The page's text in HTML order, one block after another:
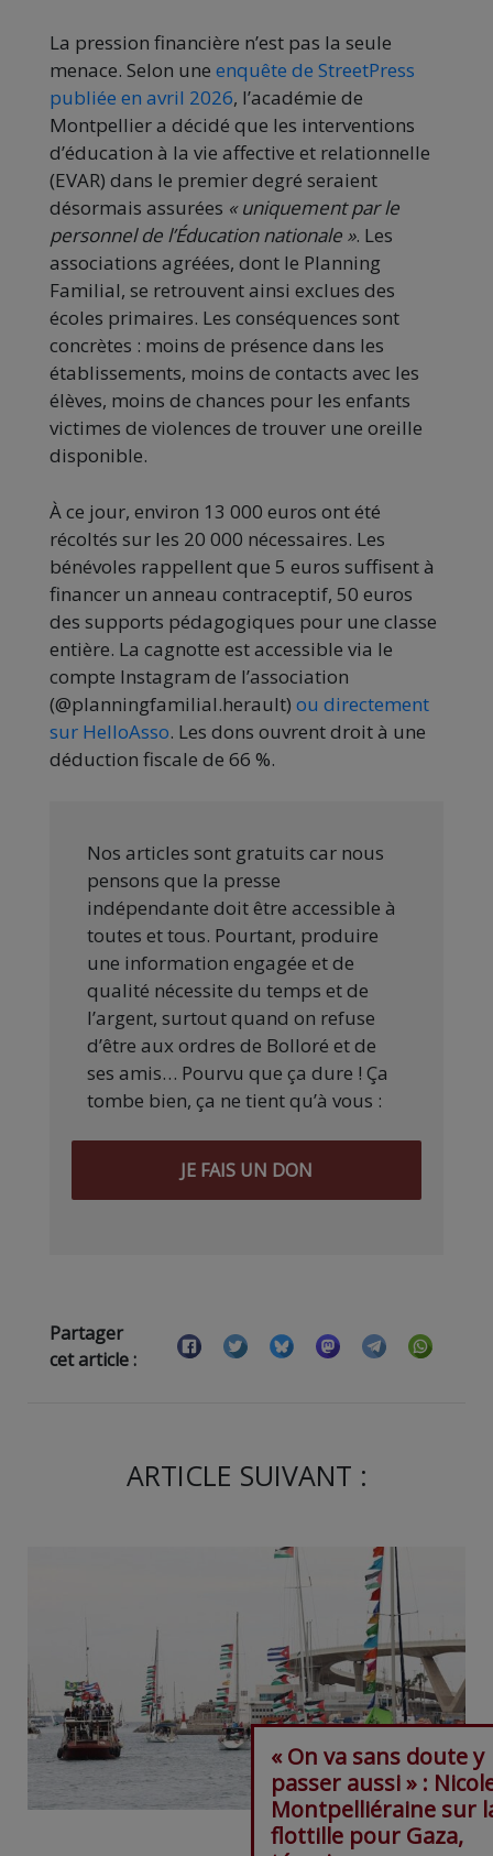
La pression financière n’est pas la seule
menace. Selon une enquête de StreetPress
publiée en avril 2026, l’académie de
Montpellier a décidé que les interventions
d’éducation à la vie affective et relationnelle
(EVAR) dans le premier degré seraient
désormais assurées « uniquement par le
personnel de l’Éducation nationale ». Les
associations agréées, dont le Planning
Familial, se retrouvent ainsi exclues des
écoles primaires. Les conséquences sont
concrètes : moins de présence dans les
établissements, moins de contacts avec les
élèves, moins de chances pour les enfants
victimes de violences de trouver une oreille
disponible.
À ce jour, environ 13 000 euros ont été
récoltés sur les 20 000 nécessaires. Les
bénévoles rappellent que 5 euros suffisent à
financer un anneau contraceptif, 50 euros
des supports pédagogiques pour une classe
entière. La cagnotte est accessible via le
compte Instagram de l’association
(@planningfamilial.herault) ou directement
sur HelloAsso. Les dons ouvrent droit à une
déduction fiscale de 66 %.
Nos articles sont gratuits car nous
pensons que la presse
indépendante doit être accessible à
toutes et tous. Pourtant, produire
une information engagée et de
qualité nécessite du temps et de
l’argent, surtout quand on refuse
d’être aux ordres de Bolloré et de
ses amis… Pourvu que ça dure ! Ça
tombe bien, ça ne tient qu’à vous :
JE FAIS UN DON
Partager
cet article :
ARTICLE SUIVANT :
« On va sans doute y
passer aussi » :
Montpelliéraine sur
flottille pour Gaza,